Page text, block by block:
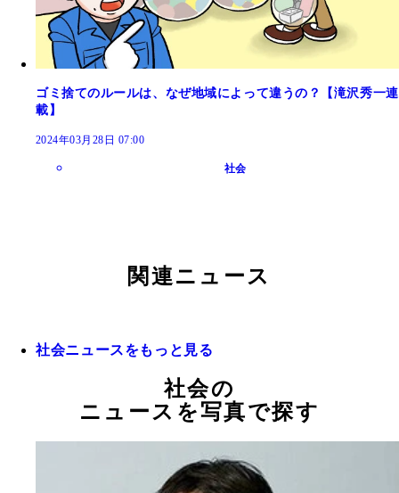
ゴミ捨てのルールは、なぜ地域によって違うの？【滝沢秀一連
載】
2024年03月28日 07:00
社会
関連ニュース
社会ニュースをもっと見る
社会の
ニュースを写真で探す